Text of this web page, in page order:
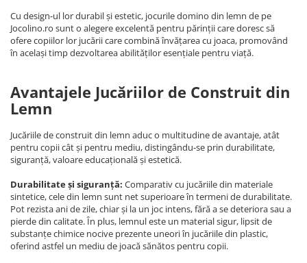
Cu design-ul lor durabil și estetic, jocurile domino din lemn de pe
Jocolino.ro sunt o alegere excelentă pentru părinții care doresc să
ofere copiilor lor jucării care combină învățarea cu joaca, promovând
în același timp dezvoltarea abilităților esențiale pentru viață.
Avantajele Jucăriilor de Construit din
Lemn
Jucăriile de construit din lemn aduc o multitudine de avantaje, atât
pentru copii cât și pentru mediu, distingându-se prin durabilitate,
siguranță, valoare educațională și estetică.
Durabilitate și siguranță: Comparativ cu jucăriile din materiale
sintetice, cele din lemn sunt net superioare în termeni de durabilitate.
Pot rezista ani de zile, chiar și la un joc intens, fără a se deteriora sau a
pierde din calitate. În plus, lemnul este un material sigur, lipsit de
substanțe chimice nocive prezente uneori în jucăriile din plastic,
oferind astfel un mediu de joacă sănătos pentru copii.